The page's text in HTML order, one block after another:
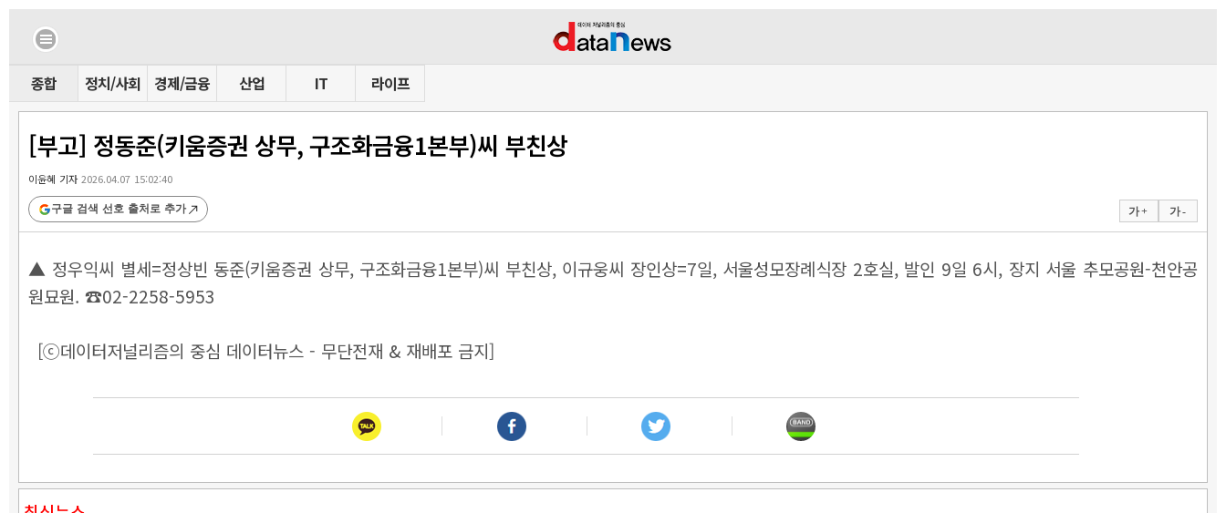
종합 정치/사회 경제/금융 산업 IT 라이프
[부고] 정동준(키움증권 상무, 구조화금융1본부)씨 부친상
이윤혜 기자2026.04.07 15:02:40
가 + 가 -
구글 검색 선호 출처로 추가
▲ 정우익씨 별세=정상빈 동준(키움증권 상무, 구조화금융1본부)씨 부친상, 이규웅씨 장인상=7일, 서울성모장례식장 2호실, 발인 9일 6시, 장지 서울 추모공원-천안공
원묘원. ☎02-2258-5953
[ⓒ데이터저널리즘의 중심 데이터뉴스 - 무단전재 & 재배포 금지]